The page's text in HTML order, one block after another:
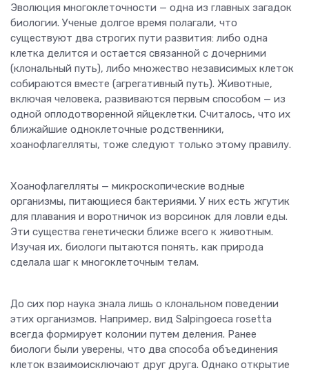
Эволюция многоклеточности — одна из главных загадок
биологии. Ученые долгое время полагали, что
существуют два строгих пути развития: либо одна
клетка делится и остается связанной с дочерними
(клональный путь), либо множество независимых клеток
собираются вместе (агрегативный путь). Животные,
включая человека, развиваются первым способом — из
одной оплодотворенной яйцеклетки. Считалось, что их
ближайшие одноклеточные родственники,
хоанофлагелляты, тоже следуют только этому правилу.
Хоанофлагелляты — микроскопические водные
организмы, питающиеся бактериями. У них есть жгутик
для плавания и воротничок из ворсинок для ловли еды.
Эти существа генетически ближе всего к животным.
Изучая их, биологи пытаются понять, как природа
сделала шаг к многоклеточным телам.
До сих пор наука знала лишь о клональном поведении
этих организмов. Например, вид Salpingoeca rosetta
всегда формирует колонии путем деления. Ранее
биологи были уверены, что два способа объединения
клеток взаимоисключают друг друга. Однако открытие